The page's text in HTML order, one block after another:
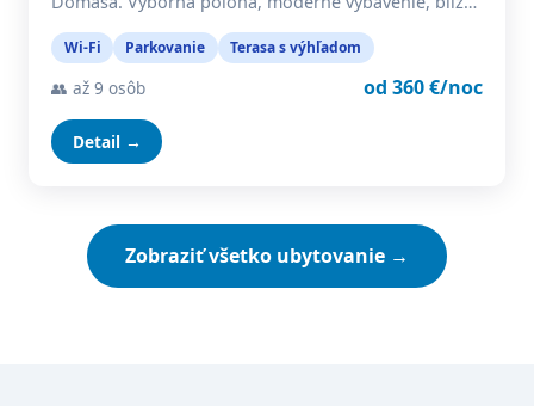
Wi-Fi Parkovanie Terasa s výhľadom
👥 až 9 osôb od 360 €/noc
Detail →
Zobraziť všetko ubytovanie →